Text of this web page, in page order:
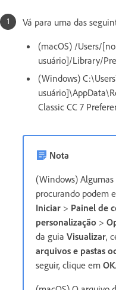
Vá para uma das
(macOS) /Users/
usuário]/Library/
(Windows)
Classic CC 7
Nota
(Windows) Algumas
procurando podem
Iniciar > Painel de
personalização >
da guia Visualizar,
arquivos e pastas
seguir, clique em OK.